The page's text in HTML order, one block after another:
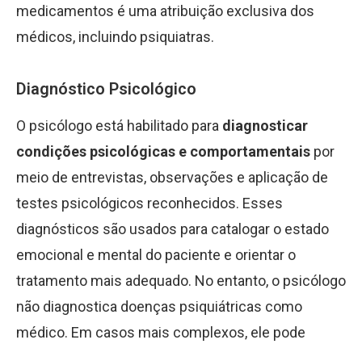
medicamentos é uma atribuição exclusiva dos
médicos, incluindo psiquiatras.
Diagnóstico Psicológico
O psicólogo está habilitado para diagnosticar
condições psicológicas e comportamentais por
meio de entrevistas, observações e aplicação de
testes psicológicos reconhecidos. Esses
diagnósticos são usados para catalogar o estado
emocional e mental do paciente e orientar o
tratamento mais adequado. No entanto, o psicólogo
não diagnostica doenças psiquiátricas como
médico. Em casos mais complexos, ele pode